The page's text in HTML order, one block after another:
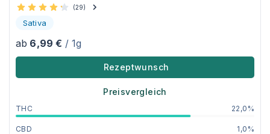
(29)
Sativa
ab 6,99 € / 1g
Rezeptwunsch
Preisvergleich
THC 22,0%
CBD 1,0%